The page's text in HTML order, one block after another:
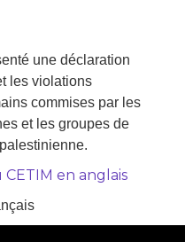
une déclaration
les violations
commises par les
et les groupes de
en anglais